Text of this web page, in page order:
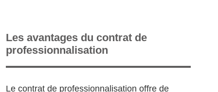
Les avantages du contrat de
professionnalisation
Le contrat de professionnalisation offre de